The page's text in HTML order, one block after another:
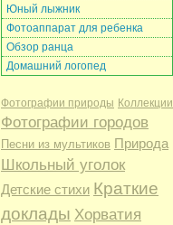
Юный лыжник
Фотоаппарат для ребенка
Обзор ранца
Домашний логопед
Фотографии природы Коллекции
Фотографии городов
Песни из мультиков Природа
Школьный уголок
Детские стихи Краткие
доклады Хорватия